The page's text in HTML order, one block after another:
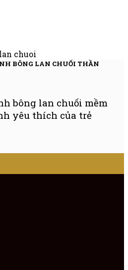
BÔNG LAN CHUỐI THẦN
bông lan chuối mềm
yêu thích của trẻ